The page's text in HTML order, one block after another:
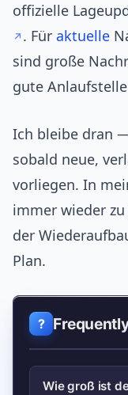
offizielle
. Für aktuelle
sind große
gute
Ich bleibe dran
sobald neue,
vorliegen. In
immer wieder
der
Plan.
Wie groß ist